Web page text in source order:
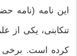
این نامه (نامه
تنکابنی، یکی از
کرده است. برخی